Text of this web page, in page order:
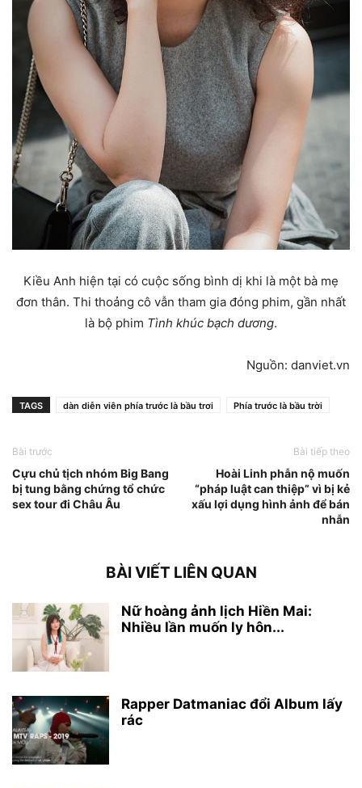
Kiều Anh hiện tại có cuộc sống bình dị khi là một bà mẹ
đơn thân. Thi thoảng cô vẫn tham gia đóng phim, gần nhất
là bộ phim Tình khúc bạch dương.
Nguồn: danviet.vn
TAGS dàn diễn viên phía trước là bầu trơi Phía trước là bầu trời
Bài trước
Cựu chủ tịch nhóm Big Bang
bị tung bằng chứng tổ chức
sex tour đi Châu Âu
Bài tiếp theo
Hoài Linh phẫn nộ muốn
“pháp luật can thiệp” vì bị kẻ
xấu lợi dụng hình ảnh để bán
nhẫn
BÀI VIẾT LIÊN QUAN
Nữ hoàng ảnh lịch Hiền Mai:
Nhiều lần muốn ly hôn...
Rapper Datmaniac đổi Album lấy
rác